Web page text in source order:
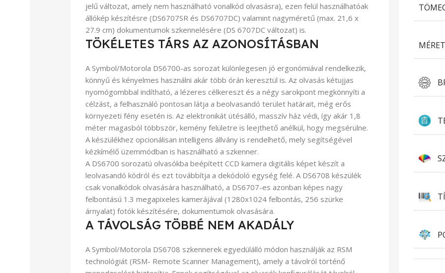
jelű változat, amely nem használható vonalkód olvasásra), ezen felül használhatóak
állókép készítésre (DS6707SR és DS6707DC) valamint nagyméretű (max. 21,6 x
27.9 cm) dokumentumok szkennelésére (DS 6707DC változat) is.
TÖKÉLETES TÁRS AZ AZONOSÍTÁSBAN
A Symbol/Motorola DS6700-as sorozat különlegesen jó ergonómiával rendelkezik,
könnyű és kényelmes használni akár több órán keresztül is. Az olvasás kétujjas
nyomógombbal indítható, a lézeres célkereszt és a négy sarokpont megkönnyíti a
célzást, a felhasználó pontosan látja a beolvasandó terület határait, még erős
környezeti fény esetén is. Az elektronikát ütésálló, masszív ház védi, így akár 1,8
méter magasból többször, kemény felületre is leejthető anélkül, hogy megsérülne.
A készülékhez opcionálisan intelligens állvány is rendelhető, mely segítségével
kézkímélő üzemmódban is használható a szkenner.
A DS6700 sorozatú olvasókba beépített CCD kamera digitális képet készít a
leolvasandó kódról és ezt továbbítja a dekódoló egység felé. A DS6708 készülék
csak vonalkódok olvasására használható, a DS6707-es azonban képes nagy
felbontású 1.3 megapixeles kamerájával (1280x1024 felbontás, 256 szürke
árnyalat) fotók készítésére, dokumentumok olvasására.
A TÁVOLSÁG TÖBBÉ NEM AKADÁLY
A Symbol/Motorola DS6708 szkennerek egyedülálló módon használják az RSM
technológiát (RSM- Remote Scanner Management), amely a távolról történő